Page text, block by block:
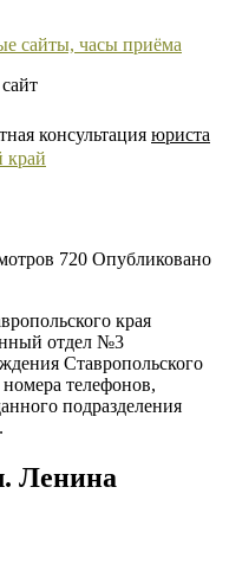
сайты, часы приёма
консультация юриста
край
720 Опубликовано
края
отдел №3
Ставропольского
телефонов,
подразделения
Ленина